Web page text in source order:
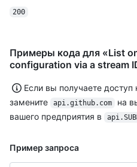
200
Примеры кода для «List
configuration via a stream
Если вы получаете доступ
замените
api.github.com
на
вашего предприятия в
Пример запроса